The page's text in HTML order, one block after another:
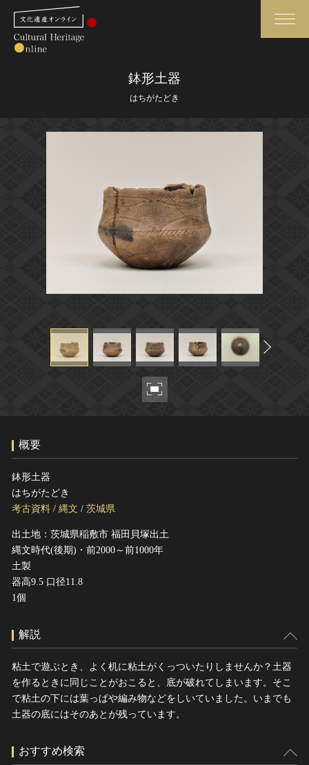
さらに詳細検索
世界遺産と無形文化遺産
全国の美術館・博物館
無形文化遺産
媒体資料・関連記事等
博物館、美術館の皆さまへ
文化庁よりご挨拶
今月のみどころ
お知らせ一覧
このサイトについて
関連サイトリンク
サイトマップ
サイトのご意見はこちら
文化遺産データベース
国指定文化財等データベース
鉢形土器
はちがたどき
概要
鉢形土器
はちがたどき
考古資料 / 縄文 / 茨城県
出土地：茨城県稲敷市 福田貝塚出土
縄文時代(後期)・前2000～前1000年
土製
器高9.5 口径11.8
1個
解説
粘土で遊ぶとき、よく机に粘土がくっついたりしませんか？土器
を作るときに同じことがおこると、底が破れてしまいます。そこ
で粘土の下には葉っぱや編み物などをしいていました。いまでも
土器の底にはそのあとが残っています。
おすすめ検索